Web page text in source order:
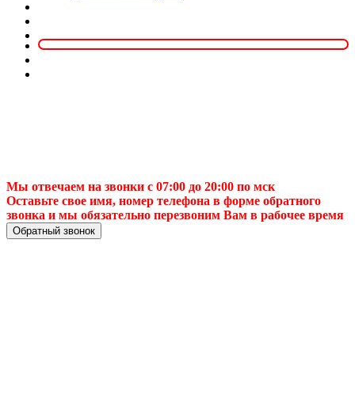
Мы отвечаем на звонки с 07:00 до 20:00 по мск
Оставьте свое имя, номер телефона в форме обратного
звонка и мы обязательно перезвоним Вам в рабочее время
Обратный звонок